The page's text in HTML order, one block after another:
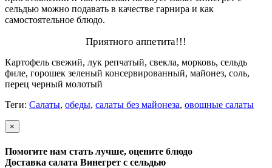
сельдью можно подавать в качестве гарнира и как
самостоятельное блюдо.
Приятного аппетита!!!
Картофель свежий, лук репчатый, свекла, морковь, сельдь
филе, горошек зеленый консервированный, майонез, соль,
перец черный молотый
Теги: Салаты, обеды, салаты без майонеза, овощные салаты
×
Помогите нам стать лучше, оцените блюдо
Доставка салата Винегрет с сельдью